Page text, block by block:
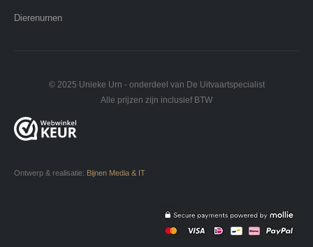
Dierenurnen
© 2025 Unieke Urn - onderdeel van De Uitvaartspecialist
Alle prijzen zijn inclusief BTW
Ontwerp & realisatie: Bijnen Media & IT